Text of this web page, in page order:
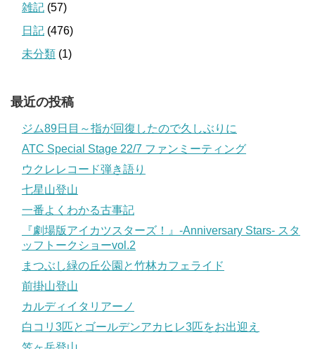
雑記 (57)
日記 (476)
未分類 (1)
最近の投稿
ジム89日目～指が回復したので久しぶりに
ATC Special Stage 22/7 ファンミーティング
ウクレレコード弾き語り
七星山登山
一番よくわかる古事記
『劇場版アイカツスターズ！』-Anniversary Stars- スタ
ッフトークショーvol.2
まつぶし緑の丘公園と竹林カフェライド
前掛山登山
カルディイタリアーノ
白コリ3匹とゴールデンアカヒレ3匹をお出迎え